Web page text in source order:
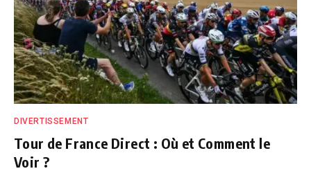
DIVERTISSEMENT
Tour de France Direct : Où et Comment le
Voir ?